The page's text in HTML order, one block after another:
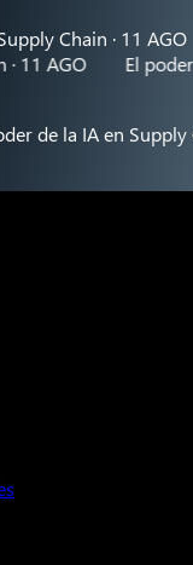
Chain · 11 AGO
El poder de la
de la IA en Supply